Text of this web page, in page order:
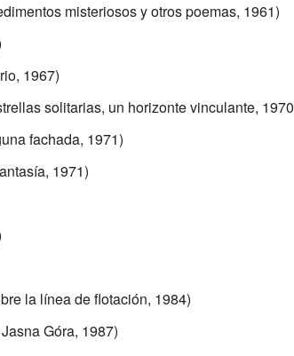
misteriosos y otros poemas, 1961)
1967)
solitarias, un horizonte vinculante,
fachada, 1971)
1971)
la línea de flotación, 1984)
Góra, 1987)